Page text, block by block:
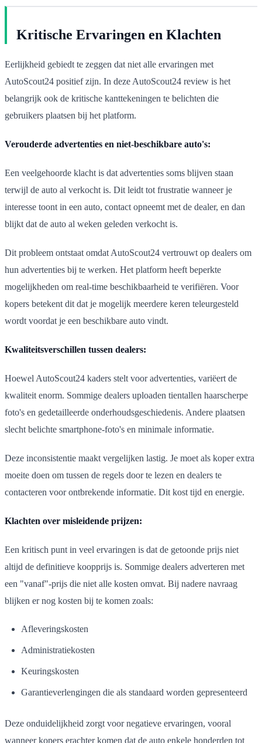
Kritische Ervaringen en Klachten
Eerlijkheid gebiedt te zeggen dat niet alle ervaringen met
AutoScout24 positief zijn. In deze AutoScout24 review is het
belangrijk ook de kritische kanttekeningen te belichten die
gebruikers plaatsen bij het platform.
Verouderde advertenties en niet-beschikbare auto's:
Een veelgehoorde klacht is dat advertenties soms blijven staan
terwijl de auto al verkocht is. Dit leidt tot frustratie wanneer je
interesse toont in een auto, contact opneemt met de dealer, en dan
blijkt dat de auto al weken geleden verkocht is.
Dit probleem ontstaat omdat AutoScout24 vertrouwt op dealers om
hun advertenties bij te werken. Het platform heeft beperkte
mogelijkheden om real-time beschikbaarheid te verifiëren. Voor
kopers betekent dit dat je mogelijk meerdere keren teleurgesteld
wordt voordat je een beschikbare auto vindt.
Kwaliteitsverschillen tussen dealers:
Hoewel AutoScout24 kaders stelt voor advertenties, variëert de
kwaliteit enorm. Sommige dealers uploaden tientallen haarscherpe
foto's en gedetailleerde onderhoudsgeschiedenis. Andere plaatsen
slecht belichte smartphone-foto's en minimale informatie.
Deze inconsistentie maakt vergelijken lastig. Je moet als koper extra
moeite doen om tussen de regels door te lezen en dealers te
contacteren voor ontbrekende informatie. Dit kost tijd en energie.
Klachten over misleidende prijzen:
Een kritisch punt in veel ervaringen is dat de getoonde prijs niet
altijd de definitieve koopprijs is. Sommige dealers adverteren met
een "vanaf"-prijs die niet alle kosten omvat. Bij nadere navraag
blijken er nog kosten bij te komen zoals:
Afleveringskosten
Administratiekosten
Keuringskosten
Garantieverlengingen die als standaard worden gepresenteerd
Deze onduidelijkheid zorgt voor negatieve ervaringen, vooral
wanneer kopers erachter komen dat de auto enkele honderden tot